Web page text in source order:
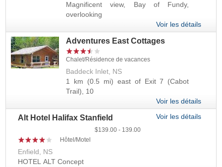
Magnificent view, Bay of Fundy,
overlooking
Voir les détails
Adventures East Cottages
Chalet/Résidence de vacances
Baddeck Inlet, NS
1 km (0.5 mi) east of Exit 7 (Cabot
Trail), 10
Voir les détails
Alt Hotel Halifax Stanfield
139.00
139.00
Hôtel/Motel
Enfield, NS
HOTEL ALT Concept
Voir les détails